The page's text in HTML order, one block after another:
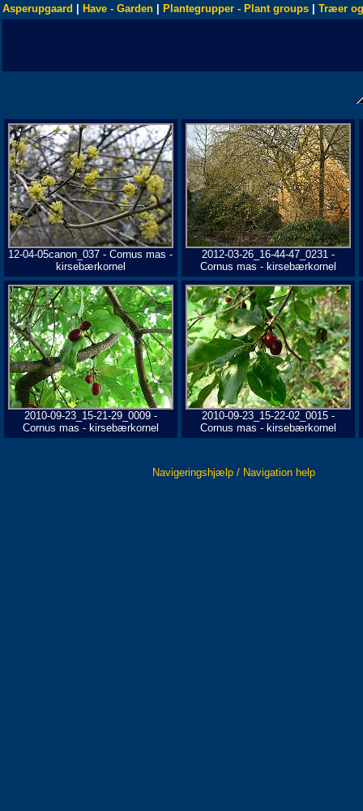
Asperupgaard Have - Garden Plantegrupper - Plant groups Træer
12-04-05canon_037 - Cornus mas -
kirsebærkornel
2012-03-26_16-44-47_0231 -
Cornus mas - kirsebærkornel
2010-09-23_15-21-29_0009 -
Cornus mas - kirsebærkornel
2010-09-23_15-22-02_0015 -
Cornus mas - kirsebærkornel
Navigeringshjælp / Navigation help